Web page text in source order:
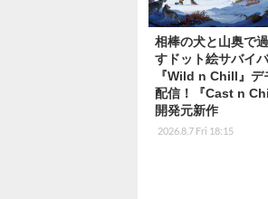
相棒の犬と山奥で
すドット絵サバイ
『Wild n Chill』デ
配信！『Cast n
開発元新作
2026.8.7 Fri 18:15